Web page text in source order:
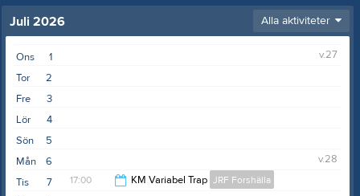
Juli 2026 Alla aktiviteter
1
Ons
v.27
2
Tor
3
Fre
4
Lör
5
Sön
6
Mån
v.28
7
Tis 17:00 KM Variabel Trap JRF Forshälla